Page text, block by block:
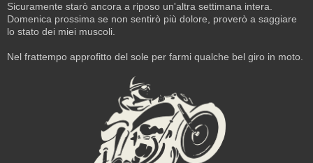
Sicuramente starò ancora a riposo un'altra settimana intera.
Domenica prossima se non sentirò più dolore, proverò a saggiare
lo stato dei miei muscoli.
Nel frattempo approfitto del sole per farmi qualche bel giro in moto.